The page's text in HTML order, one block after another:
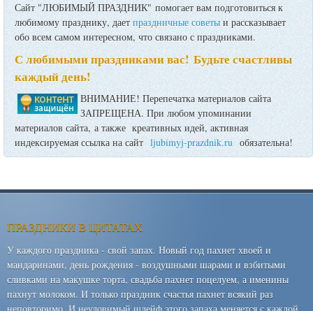
Сайт "ЛЮБИМЫЙ ПРАЗДНИК" помогает вам подготовиться к
любимому празднику, даетпраздничные советы и рассказывает
обо всем самом интересном, что связано с праздниками.
С любимыми праздниками вас! Будьте счастливы
каждый день!
ВНИМАНИЕ! Перепечатка материалов сайта
ЗАПРЕЩЕНА. При любом упоминании
материалов сайта, а также креативных идей, активная
индексируемая ссылка на сайт ljubimyj-prazdnik.ruобязательна!
ПРАЗДНИКИ В ЦИТАТАХ
У каждого праздника - свой запах. Новый год пахнет хвоей и
мандаринами, день рождения - воздушными шарами и взбитыми
сливками на макушке торта, свадьба пахнет поцелуем, а именины
пахнут молоком. И только праздник счастья пахнет всякий раз